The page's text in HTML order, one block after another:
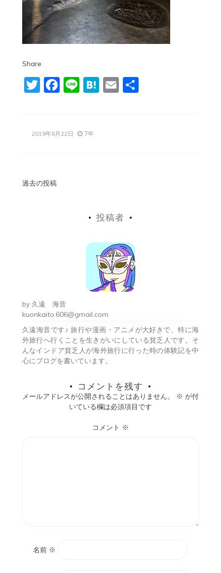
Share
Twitter
Facebook
LineHatena
Email
共
2019年8月22日 7年
投
シ
ョ
ン
過去の投稿
投稿者
by 久遠 海音
kuonkaito.606@gmail.com
久遠海音です♪ 旅行や漫画・アニメが大好きで、特に海
外旅行へ行くことを生きがいにしている貧乏人です。そ
んなインドア貧乏人が海外旅行に行った時の体験記を中
心にブログを書いています。
コメントを残す
メールアドレスが公開されることはありません。 ※ が付
いている欄は必須項目です
コメント ※
名前 ※